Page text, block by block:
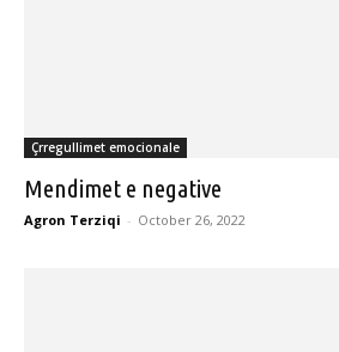
Çrregullimet emocionale
Mendimet e negative
Agron Terziqi - October 26, 2022